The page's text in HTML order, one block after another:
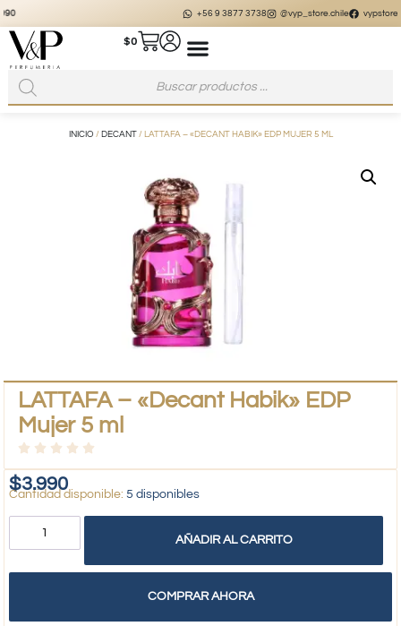
@vyp_store.chile vypstore.cl
$0
INICIO / DECANT/ LATTAFA – «DECANT HABIK» EDP MUJER 5 ML
LATTAFA – «Decant Habik» EDP
Mujer 5 ml
$3.990 5 disponibles
AÑADIR AL CARRITO
COMPRAR AHORA